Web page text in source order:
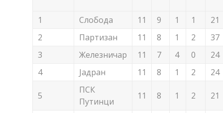
1 Слобода 11 9 1 1
21
2
Партизан 11 8 1 2
37
3
Железничар 11 7 4 0
24
4
Јадран 11 8 1 2 24
5
ПСК
Путинци
11 8 1 2 21